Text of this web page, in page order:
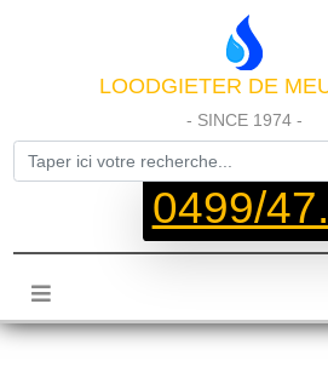
LOODGIETER DE
- SINCE 1974 -
0499/